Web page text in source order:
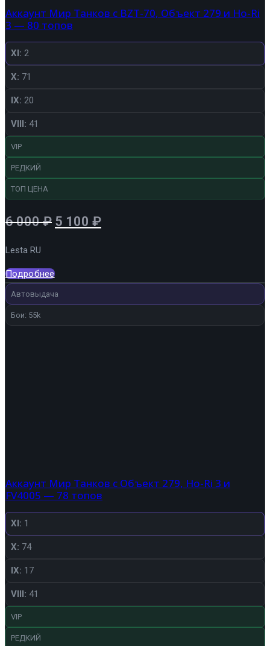
Аккаунт Мир Танков с BZT-70, Объект 279 и Ho-Ri
3 — 80 топов
XI: 2
X: 71
IX: 20
VIII: 41
VIP
РЕДКИЙ
ТОП ЦЕНА
6 000₽ Первоначальная
6
000 ₽.
5 100 ₽Текущая
Lesta RU
Подробнее
Автовыдача
Бои: 55k
Аккаунт Мир Танков с Объект 279, Ho-Ri 3 и
FV4005 — 78 топов
XI: 1
X: 74
IX: 17
VIII: 41
VIP
РЕДКИЙ